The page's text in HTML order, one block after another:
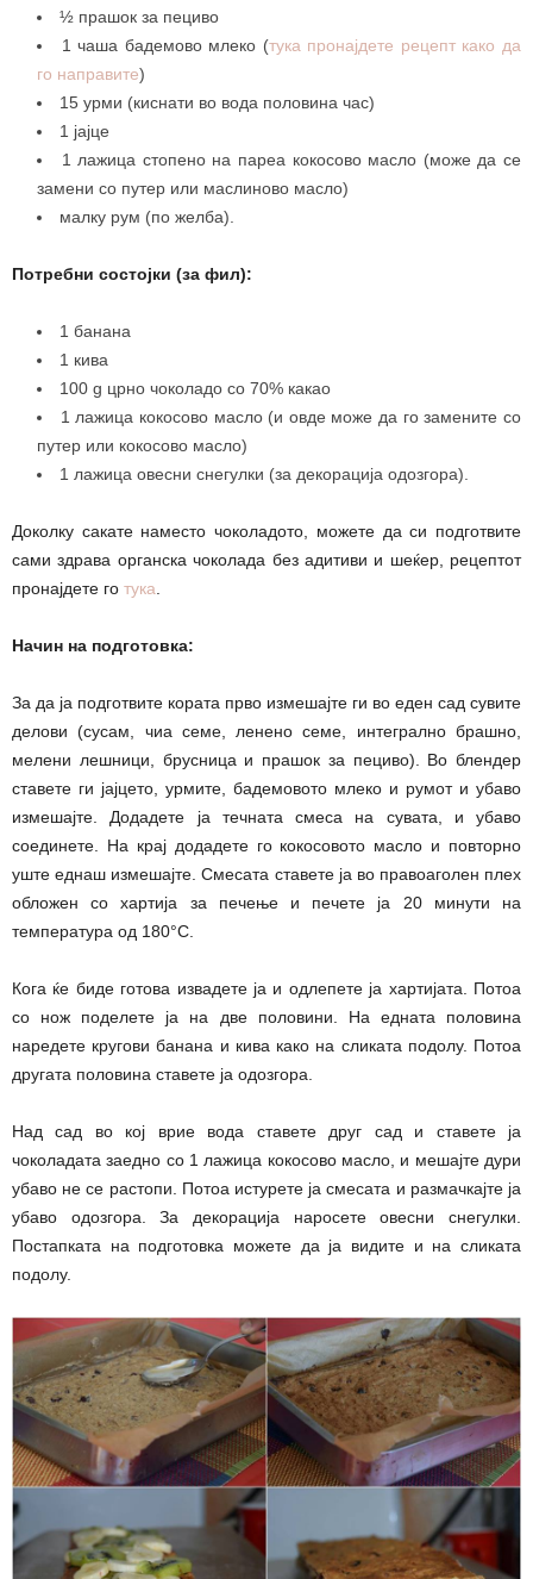
½ прашок за пециво
1 чаша бадемово млеко (тука пронајдете рецепт како да
го направите)
15 урми (киснати во вода половина час)
1 јајце
1 лажица стопено на пареа кокосово масло (може да се
замени со путер или маслиново масло)
малку рум (по желба).
Потребни состојки (за фил):
1 банана
1 кива
100 g црно чоколадо со 70% какао
1 лажица кокосово масло (и овде може да го замените со
путер или кокосово масло)
1 лажица овесни снегулки (за декорација одозгора).
Доколку сакате наместо чоколадото, можете да си подготвите
сами здрава органска чоколада без адитиви и шеќер, рецептот
пронајдете го тука
Начин на подготовка:
За да ја подготвите кората прво измешајте ги во еден сад сувите
делови (сусам, чиа семе, ленено семе, интегрално брашно,
мелени лешници, брусница и прашок за пециво). Во блендер
ставете ги јајцето, урмите, бадемовото млеко и румот и убаво
измешајте. Додадете ја течната смеса на сувата, и убаво
соединете. На крај додадете го кокосовото масло и повторно
уште еднаш измешајте. Смесата ставете ја во правоаголен плех
обложен со хартија за печење и печете ја 20 минути на
температура од 180°С.
Кога ќе биде готова извадете ја и одлепете ја хартијата. Потоа
со нож поделете ја на две половини. На едната половина
наредете кругови банана и кива како на сликата подолу. Потоа
другата половина ставете ја одозгора.
Над сад во кој врие вода ставете друг сад и ставете ја
чоколадата заедно со 1 лажица кокосово масло, и мешајте дури
убаво не се растопи. Потоа истурете ја смесата и размачкајте ја
убаво одозгора. За декорација наросете овесни снегулки.
Постапката на подготовка можете да ја видите и на сликата
подолу.